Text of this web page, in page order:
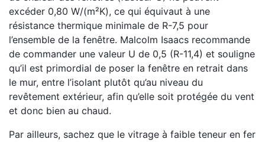
excéder 0,80 W/(m²K), ce qui équivaut à une
résistance thermique minimale de R-7,5 pour
l’ensemble de la fenêtre. Malcolm Isaacs recommande
de commander une valeur U de 0,5 (R-11,4) et souligne
qu’il est primordial de poser la fenêtre en retrait dans
le mur, entre l’isolant plutôt qu’au niveau du
revêtement extérieur, afin qu’elle soit protégée du vent
et donc bien au chaud.
Par ailleurs, sachez que le vitrage à faible teneur en fer